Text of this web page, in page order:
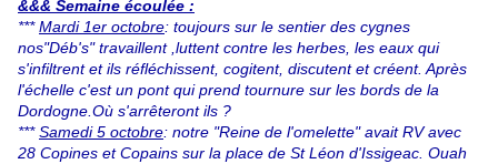
&&& Semaine écoulée :
***Mardi 1er octobre: toujours sur le sentier des cygnes
nos"Déb's" travaillent ,luttent contre les herbes, les eaux qui
s'infiltrent et ils réfléchissent, cogitent, discutent et créent. Après
l'échelle c'est un pont qui prend tournure sur les bords de la
Dordogne.Où s'arrêteront ils ?
***Samedi 5 octobre: notre "Reine de l'omelette" avait RV avec
28 Copines et Copains sur la place de St Léon d'Issigeac. Ouah